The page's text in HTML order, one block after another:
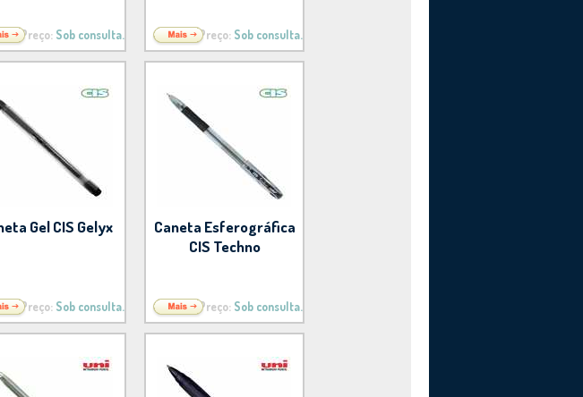
Preço: Sob consulta. Preço: Sob consulta.
Gel CIS Gelyx
Preço: Sob consulta.
Caneta Esferográfica
CIS Techno
Preço: Sob consulta.